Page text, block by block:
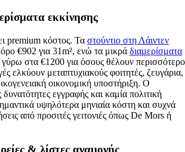
εκκίνησης
premium κόστος. Τα στούντιο στη Λάιντεν
€902 για 31m², ενώ τα μικρά διαμερίσματα
γύρω στα €1200 για όσους θέλουν περισσότερο
ελκύουν μεταπτυχιακούς φοιτητές, ζευγάρια,
οικονομική υποστήριξη. Ο
εγγραφής και καμία πολιτική
υψηλότερα μηνιαία κόστη και συχνά
από προσιτές γειτονιές όπως De Mors ή
& λίστες αναμονής